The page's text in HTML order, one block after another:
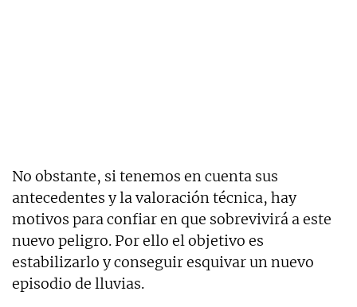
No obstante, si tenemos en cuenta sus
antecedentes y la valoración técnica, hay
motivos para confiar en que sobrevivirá a este
nuevo peligro. Por ello el objetivo es
estabilizarlo y conseguir esquivar un nuevo
episodio de lluvias.